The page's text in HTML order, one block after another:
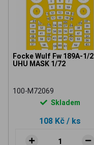
Focke Wulf Fw 189A-1/2
UHU MASK 1/72
100-M72069
Skladem
108 Kč / ks